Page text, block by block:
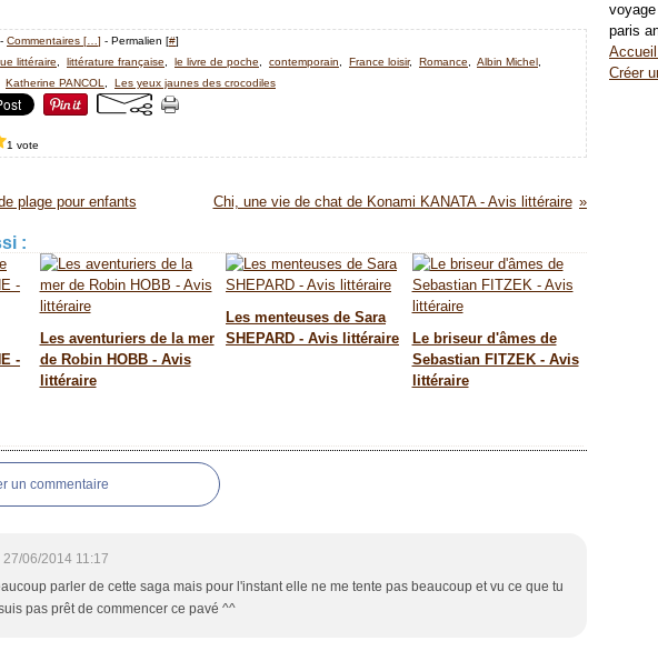
Commentaires [ ] - Permalien [#]
littéraire littérature française le livre de poche contemporain France loisir, Romance Albin Michel
Katherine PANCOL Les yeux jaunes des crocodiles
1 vote
plage pour enfants Chi, une vie de chat de Konami KANATA - Avis littéraire
:
-
Les aventuriers de la mer
de Robin HOBB - Avis
littéraire
Les menteuses de Sara
SHEPARD - Avis littéraire
Le briseur d'âmes de
Sebastian FITZEK - Avis
littéraire
un commentaire
27/06/2014 11:17
parler de cette saga mais pour l'instant elle ne me tente pas beaucoup et vu ce que tu
pas prêt de commencer ce pavé ^^
paris
Créer